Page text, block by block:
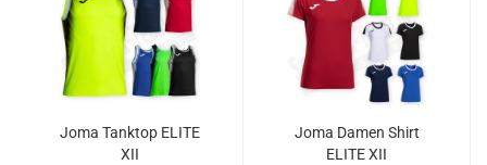
Joma Tanktop ELITE
XII
Joma Damen Shirt
ELITE XII